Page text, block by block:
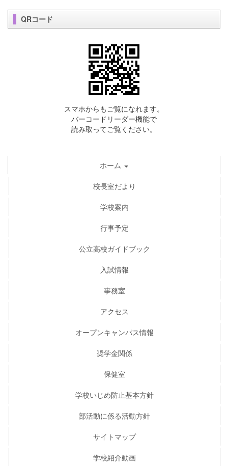
QRコード
スマホからもご覧になれます。
バーコードリーダー機能で
読み取ってご覧ください。
ホーム
校長室だより
学校案内
行事予定
公立高校ガイドブック
入試情報
事務室
アクセス
オープンキャンパス情報
奨学金関係
保健室
学校いじめ防止基本方針
部活動に係る活動方針
サイトマップ
学校紹介動画